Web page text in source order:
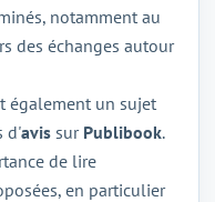
notamment au
des échanges autour
également un sujet
d'avis sur Publibook.
de lire
en particulier